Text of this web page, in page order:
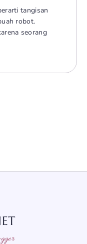
tangisan
robot.
seorang